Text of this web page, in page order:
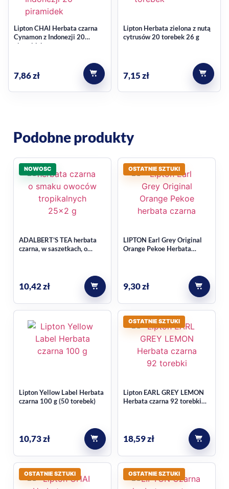
Lipton Herbata czarna GOLD 92x138g to propozycja dla
śniadania, popołudnia lub krótkiej przerwy w ciągu dnia.
została oparta o wygodę i prostotę przygotowania. To dobry
wybór, jeśli cenisz sprawdzone rozwiązania i chcesz mieć
zapas herbaty na dłużej.
certyfikacie
W danych produktu wskazano kraj pochodzenia: Sri Lanka
oraz certyfikat Rainforest Alliance. To ważne informacje dla
kupujących, którzy zwracają uwagę na pochodzenie i
oznaczenia produktu widoczne na opakowaniu.
Czy to herbata czarna w
Tak, produkt ma formę ekspresową, czyli jest przygotowany
w praktycznych torebkach do szybkiego parzenia.
Ile torebek zawiera opakowanie?
W opakowaniu znajduje się 92 torebki, a masa produktu
sprawdź takżeherbaty czarne
Lipton CHAI Herbata czarna
Cynamon z Indonezji 20
piramidek
7,86zł
Lipton Herbata zielona z nutą
cytrusów 20 torebek 26 g
7,15zł
Podobne produkty
NOWOSC
ADALBERT’S TEA herbata
czarna, w saszetkach, o
10,42zł
OSTATNIE SZTUKI
LIPTON Earl Grey Original
Orange Pekoe Herbata
9,30zł
Lipton Yellow Label Herbata
czarna 100 g (50 torebek)
10,73zł
OSTATNIE SZTUKI
Lipton EARL GREY LEMON
Herbata czarna 92 torebki
18,59zł
OSTATNIE SZTUKI OSTATNIE SZTUKI